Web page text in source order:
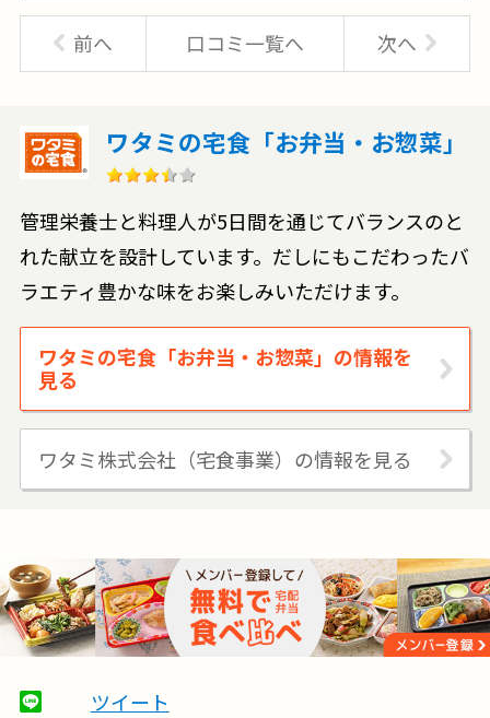
前へ 口コミ一覧へ 次へ
ワタミの宅食「お弁当・お惣菜」
管理栄養士と料理人が5日間を通じてバランスのと
れた献立を設計しています。だしにもこだわったバ
ラエティ豊かな味をお楽しみいただけます。
ワタミの宅食「お弁当・お惣菜」の情報を
見る
ワタミ株式会社（宅食事業）の情報を見る
ツイート